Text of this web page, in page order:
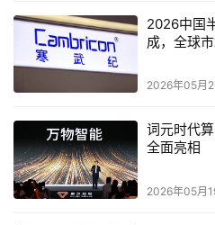
左右。要想实现空调的节能，
手改进，另一方面则可以选择
MGE英飞系统中的的In-row制
上，让冷热空气直接在机柜和
度。In-row制冷容量可以随IT
50%的风扇功耗，而且不需要
或者除湿后加热，每年可为制
2026中国
成，全球
2026年05月
词元时代
全面亮相
2026年05月